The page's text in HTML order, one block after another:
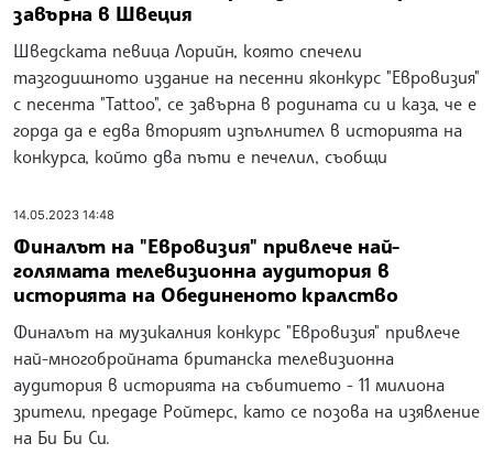
завърна в Швеция
Шведската певица Лорийн, която спечели
тазгодишното издание на песенни яконкурс "Евровизия"
с песента "Tattoo", се завърна в родината си и каза, че е
горда да е едва вторият изпълнител в историята на
конкурса, който два пъти е печелил, съобщи
14.05.2023 14:48
Финалът на "Евровизия" привлече най-
голямата телевизионна аудитория в
историята на Обединеното кралство
Финалът на музикалния конкурс "Евровизия" привлече
най-многобройната британска телевизионна
аудитория в историята на събитието - 11 милиона
зрители, предаде Ройтерс, като се позова на изявление
на Би Би Си.